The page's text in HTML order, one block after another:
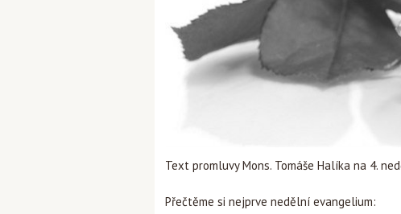
Text promluvy Mons. Tomáše Halíka na 4.
Přečtěme si nejprve nedělní evangelium: